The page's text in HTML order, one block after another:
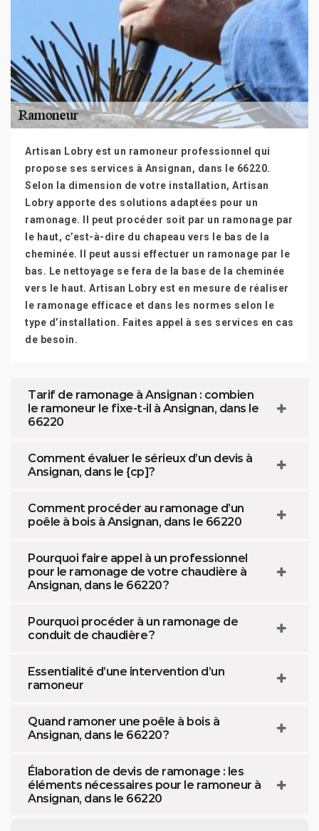
Artisan Lobry est un ramoneur professionnel qui
propose ses services à Ansignan, dans le 66220.
Selon la dimension de votre installation, Artisan
Lobry apporte des solutions adaptées pour un
ramonage. Il peut procéder soit par un ramonage par
le haut, c’est-à-dire du chapeau vers le bas de la
cheminée. Il peut aussi effectuer un ramonage par le
bas. Le nettoyage se fera de la base de la cheminée
vers le haut. Artisan Lobry est en mesure de réaliser
le ramonage efficace et dans les normes selon le
type d’installation. Faites appel à ses services en cas
de besoin.
Tarif de ramonage à Ansignan : combien
le ramoneur le fixe-t-il à Ansignan, dans le
66220
Comment évaluer le sérieux d’un devis à
Ansignan, dans le {cp]?
Comment procéder au ramonage d’un
poêle à bois à Ansignan, dans le 66220
Pourquoi faire appel à un professionnel
pour le ramonage de votre chaudière à
Ansignan, dans le 66220 ?
Pourquoi procéder à un ramonage de
conduit de chaudière ?
Essentialité d’une intervention d’un
ramoneur
Quand ramoner une poêle à bois à
Ansignan, dans le 66220 ?
Élaboration de devis de ramonage : les
éléments nécessaires pour le ramoneur à
Ansignan, dans le 66220